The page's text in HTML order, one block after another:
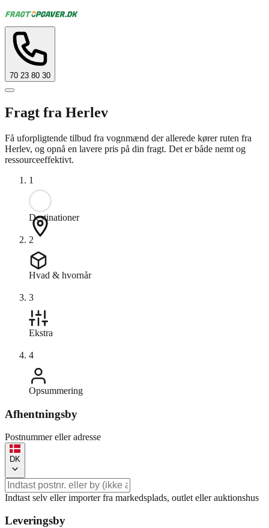
70 23 80 30
Fragt fra Herlev
Få uforpligtende tilbud fra vognmænd der allerede kører ruten fra
Herlev, og opnå en lavere pris på din fragt. Det er både nemt og
ressourceeffektivt.
1
Destinationer
2
Hvad & hvornår
3
Ekstra
4
Opsummering
Afhentningsby
Postnummer eller adresse
DK
Indtast selv eller importer fra markedsplads, outlet eller auktionshus
Leveringsby